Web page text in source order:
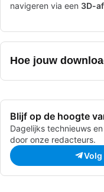
navigeren via een 3D-
visualiseren en
Beschikbaar voor
interactieve ervaring
had kunnen
Hoe jouw
Blijf op de hoogte
Dagelijks technieuws
door onze redacteurs.
Volg